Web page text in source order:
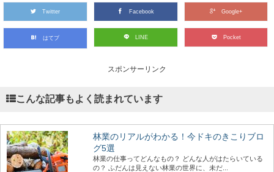
Twitter Facebook Google+
はてブ LINE Pocket
スポンサーリンク
こんな記事もよく読まれています
林業のリアルがわかる！今ドキのきこりブロ
グ5選
林業の仕事ってどんなもの？ どんな人がはたらいている
の？ ふだんは見えない林業の世界に、未だ...